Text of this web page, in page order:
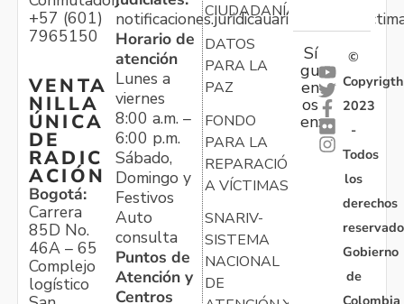
+57 (601)
7965150
VENTA
NILLA
ÚNICA
DE
RADIC
ACIÓN
Bogotá:
Carrera
85D No.
46A – 65
Complejo
logístico
Horario de
atención
Lunes a
viernes
8:00 a.m. –
6:00 p.m.
Sábado,
Domingo y
Festivos
Auto
consulta
Puntos de
Atención y
Centros
CIUDADANÍA
DATOS
PARA LA
PAZ
FONDO
PARA LA
REPARACIÓN
A VÍCTIMAS
SNARIV-
SISTEMA
NACIONAL
DE
Sí
gu
en
os
en:
©
Copyrigth
2023
-
Todos
los
derechos
Gobierno
de
Colombia